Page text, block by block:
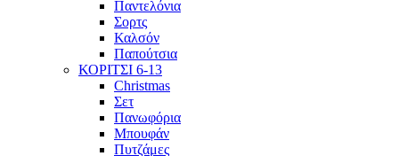
Παντελόνια
Σορτς
Καλσόν
Παπούτσια
ΚΟΡΙΤΣΙ 6-13
Christmas
Σετ
Πανωφόρια
Μπουφάν
Πυτζάμες